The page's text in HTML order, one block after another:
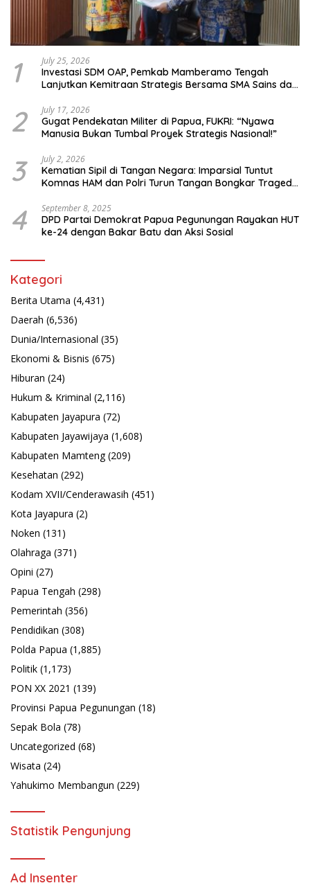
1 July 25, 2026
Investasi SDM OAP, Pemkab Mamberamo Tengah
Lanjutkan Kemitraan Strategis Bersama SMA Sains dan
2 July 17, 2026
Gugat Pendekatan Militer di Papua, FUKRI: “Nyawa
Manusia Bukan Tumbal Proyek Strategis Nasional!”
3 July 2, 2026
Kematian Sipil di Tangan Negara: Imparsial Tuntut
Komnas HAM dan Polri Turun Tangan Bongkar Tragedi
4 September 8, 2025
DPD Partai Demokrat Papua Pegunungan Rayakan HUT
ke-24 dengan Bakar Batu dan Aksi Sosial
Kategori
Berita Utama (4,431)
Daerah (6,536)
Dunia/Internasional (35)
Ekonomi & Bisnis (675)
Hiburan (24)
Hukum & Kriminal (2,116)
Kabupaten Jayapura (72)
Kabupaten Jayawijaya (1,608)
Kabupaten Mamteng(209)
Kesehatan (292)
Kodam XVII/Cenderawasih (451)
Kota Jayapura (2)
Noken (131)
Olahraga (371)
Opini (27)
Papua Tengah (298)
Pemerintah (356)
Pendidikan (308)
Polda Papua (1,885)
Politik (1,173)
PON XX 2021 (139)
Provinsi Papua Pegunungan (18)
Sepak Bola (78)
Uncategorized (68)
Wisata (24)
Yahukimo Membangun (229)
Statistik Pengunjung
Ad Insenter